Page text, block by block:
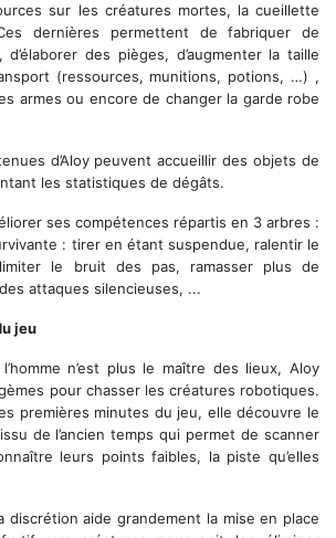
sur les créatures mortes, la cueillette
dernières permettent de fabriquer de
d’élaborer des pièges, d’augmenter la taille
(ressources, munitions, potions, …) ,
armes ou encore de changer la garde robe
d’Aloy peuvent accueillir des objets de
les statistiques de dégâts.
ses compétences répartis en 3 arbres :
: tirer en étant suspendue, ralentir le
le bruit des pas, ramasser plus de
attaques silencieuses, ...
jeu
n’est plus le maître des lieux, Aloy
pour chasser les créatures robotiques.
premières minutes du jeu, elle découvre le
de l’ancien temps qui permet de scanner
leurs points faibles, la piste qu’elles
discrétion aide grandement la mise en place